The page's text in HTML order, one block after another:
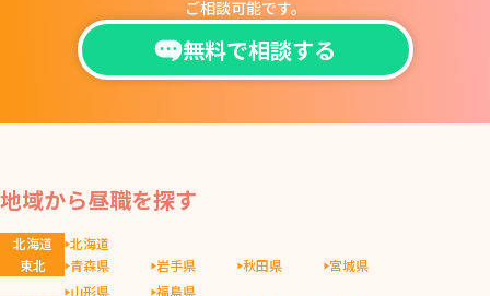
ご相談可能です。
無料で相談する
地域から昼職を探す
北海道
北海道
東北
青森県 岩手県 秋田県
宮城県
山形県
福島県